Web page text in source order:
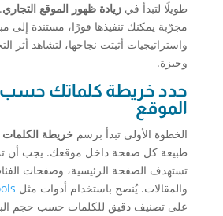
طويلًا لتبدأ في زيادة ظهور الموقع التجاري
مجرّبة يمكنك تنفيذها فورًا، مستندة إلى
واستراتيجيات أثبتت نجاحها، لتشاهد أثر
وجيزة.
حدد خريطة كلماتك
الموقع
الخطوة الأولى تبدأ برسم خريطة الكلمات
طبيعة كل صفحة داخل موقعك. يجب أن
تستهدف الصفحة الرئيسية، وصفحات
والمقالات. يُنصح باستخدام أدوات مثل
على تصنيف دقيق للكلمات حسب حجم